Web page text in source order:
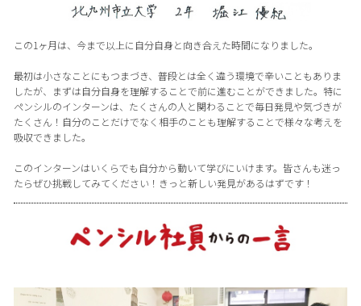
この1ヶ月は、今まで以上に自分自身と向き合えた時間になりました。
最初は小さなことにもつまづき、普段とは全く違う環境で辛いこともありま
したが、まずは自分自身を理解することで前に進むことができました。特に
ペンシルのインターンは、たくさんの人と関わることで毎日発見や気づきが
たくさん！自分のことだけでなく相手のことも理解することで様々な考えを
吸収できました。
このインターンはいくらでも自分から動いて学びにいけます。皆さんも迷っ
たらぜひ挑戦してみてください！きっと新しい発見があるはずです！